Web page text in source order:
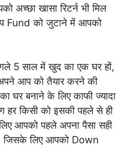
अच्छा खासा रिटर्न भी मिल
Fund को जुटाने में आपको
5 साल में खुद का एक घर हों,
आप को तैयार करने की
घर बनाने के लिए काफी ज्यादा
किसी को इसकी पहले से ही
आपको पहले अपना पैसा सही
जिसके लिए आपको Down